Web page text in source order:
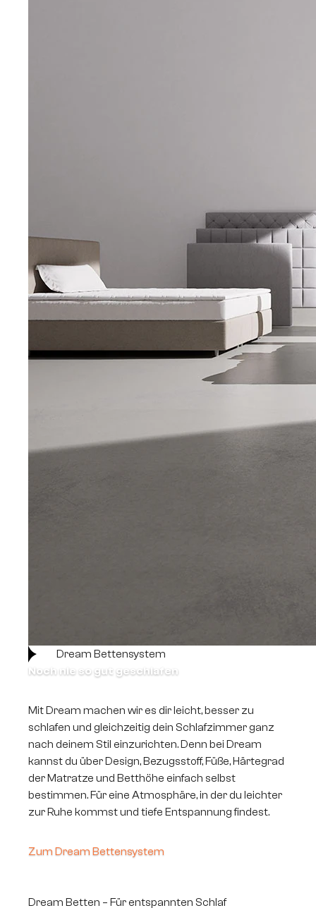
Dream Bettensystem
Noch nie so gut geschlafen
Mit Dream machen wir es dir leicht, besser zu
schlafen und gleichzeitig dein Schlafzimmer ganz
nach deinem Stil einzurichten. Denn bei Dream
kannst du über Design, Bezugsstoff, Füße, Härtegrad
der Matratze und Betthöhe einfach selbst
bestimmen. Für eine Atmosphäre, in der du leichter
zur Ruhe kommst und tiefe Entspannung findest.
Zum Dream Bettensystem
Dream Betten – Für entspannten Schlaf